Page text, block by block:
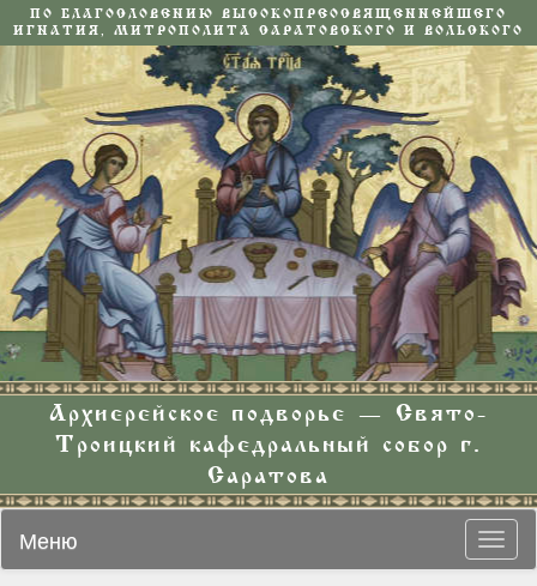
ПО БЛАГОСЛОВЕНИЮ ВЫСОКОПРЕОСВЯЩЕННЕЙШЕГО
ИГНАТИЯ, МИТРОПОЛИТА САРАТОВСКОГО И ВОЛЬСКОГО
Архиерейское подворье — Свято-
Троицкий кафедральный собор г.
Саратова
Меню